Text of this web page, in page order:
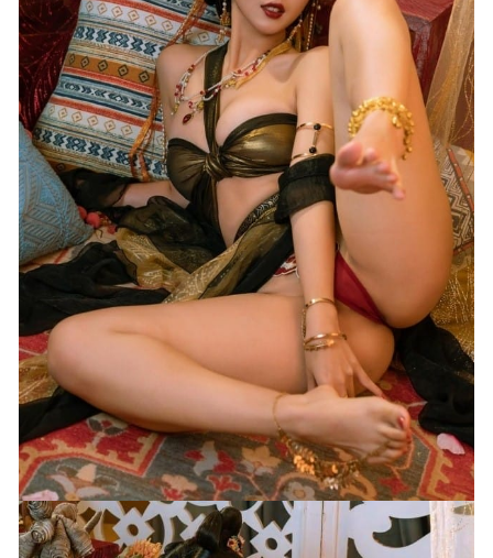
542MB] 2023-12-19
[XIUREN秀人网]2022.01.30 VOL.4540 允爾[80+1P／
783MB] 2023-01-01
爱尤物(尤果网) – 写真图片合集【持续更新中】 2024-11-02
雨波_HaneAme – NO.323 Original_YOUR Maid 小女仆[36P-
216M] 2024-06-11